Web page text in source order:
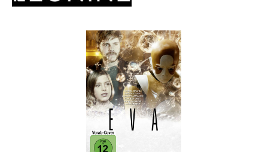
Bildergalerie überspringen